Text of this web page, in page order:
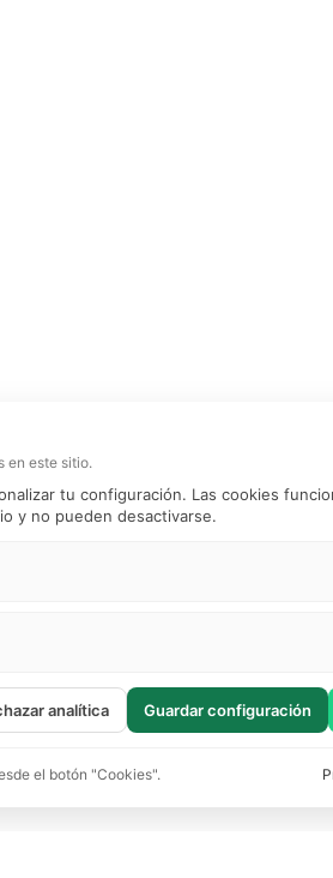
en este sitio.
tu configuración. Las cookies
y no pueden desactivarse.
analítica Guardar configuración
el botón "Cookies".